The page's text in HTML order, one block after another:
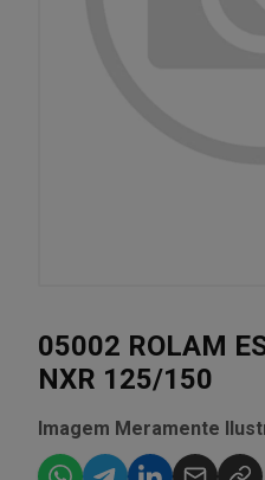
05002 ROLAM
NXR 125/150
Imagem Meramente